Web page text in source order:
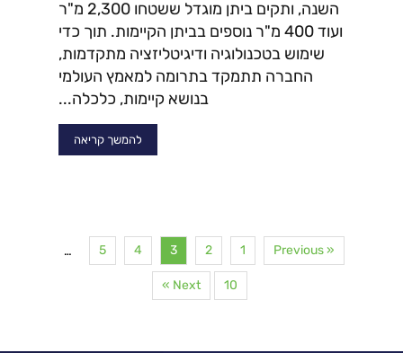
השנה, ותקים ביתן מוגדל ששטחו 2,300 מ"ר
ועוד 400 מ"ר נוספים בביתן הקיימות. תוך כדי
שימוש בטכנולוגיה ודיגיטליזציה מתקדמות,
החברה תתמקד בתרומה למאמץ העולמי
בנושא קיימות, כלכלה...
להמשך קריאה
« Previous
1
2
3
4
5
…
10
Next »